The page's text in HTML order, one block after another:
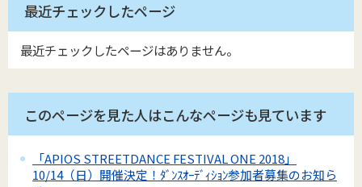
最近チェックしたページ
最近チェックしたページはありません。
このページを見た人はこんなページも見ています
「APIOS STREETDANCE FESTIVAL ONE 2018」
10/14（日）開催決定！ﾀﾞﾝｽｵｰﾃﾞｨｼｮﾝ参加者募集のお知ら